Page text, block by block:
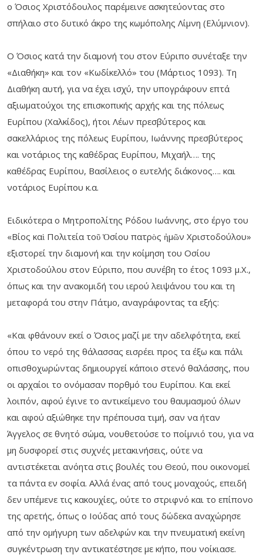
ο Όσιος Χριστόδουλος παρέμεινε ασκητεύοντας στο
σπήλαιο στο δυτικό άκρο της κωμόπολης Λίμνη (Ελύμνιον).
Ο Όσιος κατά την διαμονή του στον Εύριπο συνέταξε την
«Διαθήκη» και τον «Κωδίκελλό» του (Μάρτιος 1093). Τη
Διαθήκη αυτή, για να έχει ισχύ, την υπογράφουν επτά
αξιωματούχοι της επισκοπικής αρχής και της πόλεως
Ευρίπου (Χαλκίδος), ήτοι Λέων πρεσβύτερος και
σακελλάριος της πόλεως Ευρίπου, Ιωάννης πρεσβύτερος
και νοτάριος της καθέδρας Ευρίπου, Μιχαήλ…. της
καθέδρας Ευρίπου, Βασίλειος ο ευτελής διάκονος…. και
νοτάριος Ευρίπου κ.α.
Ειδικότερα ο Μητροπολίτης Ρόδου Ιωάννης, στο έργο του
«Βίος καὶ Πολιτεία τοῦ Ὁσίου πατρὸς ἠμῶν Χριστοδούλου»
εξιστορεί την διαμονή και την κοίμηση του Οσίου
Χριστοδούλου στον Εύριπο, που συνέβη το έτος 1093 μ.Χ.,
όπως και την ανακομιδή του ιερού λειψάνου του και τη
μεταφορά του στην Πάτμο, αναγράφοντας τα εξής:
«Και φθάνουν εκεί ο Όσιος μαζί με την αδελφότητα, εκεί
όπου το νερό της θάλασσας εισρέει προς τα έξω και πάλι
οπισθοχωρώντας δημιουργεί κάποιο στενό θαλάσσης, που
οι αρχαίοι το ονόμασαν πορθμό του Ευρίπου. Και εκεί
λοιπόν, αφού έγινε το αντικείμενο του θαυμασμού όλων
και αφού αξιώθηκε την πρέπουσα τιμή, σαν να ήταν
Άγγελος σε θνητό σώμα, νουθετούσε το ποίμνιό του, για να
μη δυσφορεί στις συχνές μετακινήσεις, ούτε να
αντιστέκεται ανόητα στις βουλές του Θεού, που οικονομεί
τα πάντα εν σοφία. Αλλά ένας από τους μοναχούς, επειδή
δεν υπέμενε τις κακουχίες, ούτε το στριφνό και το επίπονο
της αρετής, όπως ο Ιούδας από τους δώδεκα αναχώρησε
από την ομήγυρη των αδελφών και την πνευματική εκείνη
συγκέντρωση την αντικατέστησε με κήπο, που νοίκιασε.